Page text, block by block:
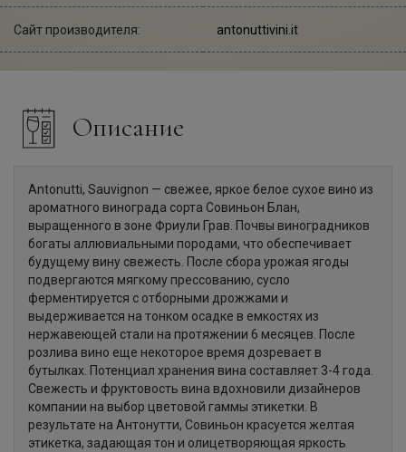
Сайт производителя: antonuttivini.it
Описание
Antonutti, Sauvignon — свежее, яркое белое сухое вино из
ароматного винограда сорта Совиньон Блан,
выращенного в зоне Фриули Грав. Почвы виноградников
богаты аллювиальными породами, что обеспечивает
будущему вину свежесть. После сбора урожая ягоды
подвергаются мягкому прессованию, сусло
ферментируется с отборными дрожжами и
выдерживается на тонком осадке в емкостях из
нержавеющей стали на протяжении 6 месяцев. После
розлива вино еще некоторое время дозревает в
бутылках. Потенциал хранения вина составляет 3-4 года.
Свежесть и фруктовость вина вдохновили дизайнеров
компании на выбор цветовой гаммы этикетки. В
результате на Антонутти, Совиньон красуется желтая
этикетка, задающая тон и олицетворяющая яркость